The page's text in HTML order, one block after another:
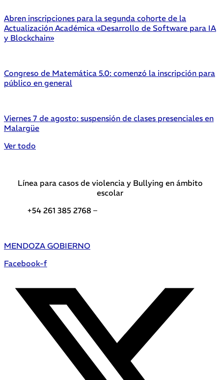
Abren inscripciones para la segunda cohorte de la
Actualización Académica «Desarrollo de Software para IA
y Blockchain»
Congreso de Matemática 5.0: comenzó la inscripción para
público en general
Viernes 7 de agosto: suspensión de clases presenciales en
Malargüe
Ver todo
Línea para casos de violencia y Bullying en ámbito
escolar
+54 261 385 2768 –
MENDOZA GOBIERNO
Facebook-f